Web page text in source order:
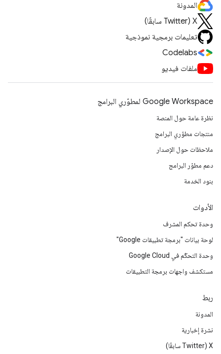
المدونة
‫X ‏(Twitter سابقًا)
تعليمات برمجية نموذجية
Codelabs
ملفات فيديو
Google Workspace لمطوّري البرامج
نظرة عامة حول المنصة
منتجات مطوّري البرامج
ملاحظات حول الإصدار
دعم مطوّر البرامج
بنود الخدمة
الأدوات
وحدة تحكم المشرف
لوحة بيانات "برمجة تطبيقات Google"
وحدة التحكّم في Google Cloud
مستكشف واجهات برمجة التطبيقات
ربط
المدونة
نشرة إخبارية
‫X ‏(Twitter سابقًا)